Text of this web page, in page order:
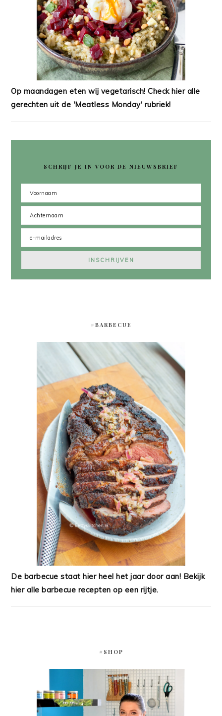
Op maandagen eten wij vegetarisch! Check hier alle
gerechten uit de 'Meatless Monday' rubriek!
SCHRIJF JE IN VOOR DE NIEUWSBRIEF
#BARBECUE
De barbecue staat hier heel het jaar door aan! Bekijk
hier alle barbecue recepten op een rijtje.
#SHOP